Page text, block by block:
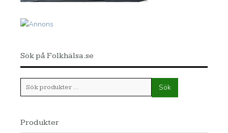
Sök på Folkhälsa.se
Sök
efter:
Sök
Produkter